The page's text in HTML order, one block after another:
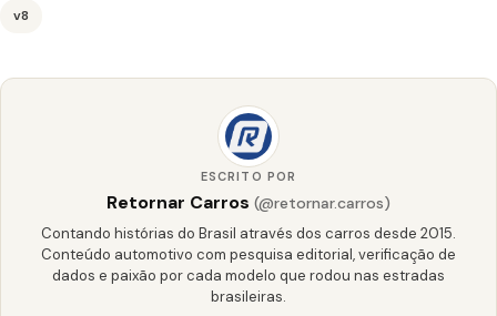
v8
ESCRITO POR
Retornar Carros (@retornar.carros)
Contando histórias do Brasil através dos carros desde 2015.
Conteúdo automotivo com pesquisa editorial, verificação de
dados e paixão por cada modelo que rodou nas estradas
brasileiras.